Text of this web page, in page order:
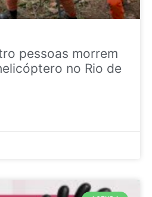
pessoas morrem
no Rio de